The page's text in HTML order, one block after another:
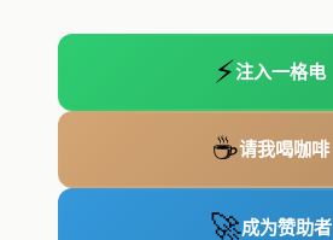
⚡注入一格电
☕请我喝咖啡
🚀成为赞助者